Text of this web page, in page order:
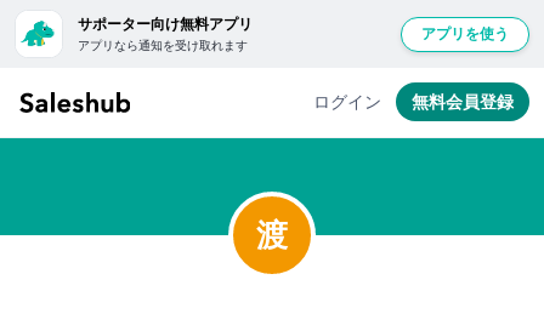
サポーター向け無料アプリ
アプリなら通知を受け取れます
アプリを使う
ログイン 無料会員登録
渡